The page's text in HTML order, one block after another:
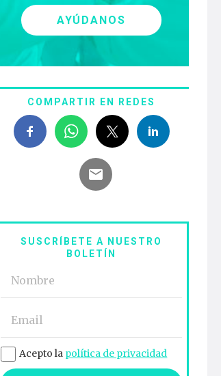
AYÚDANOS
COMPARTIR EN REDES
SUSCRÍBETE A NUESTRO
BOLETÍN
Acepto la política de privacidad